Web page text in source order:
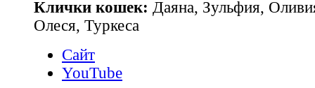
Клички кошек: Даяна, Зульфия,
Олеся, Туркеса
Сайт
YouTube